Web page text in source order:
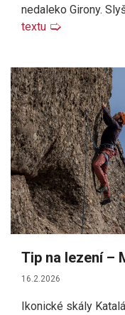
nedaleko Girony.
textu 🢡
Tip na lezení –
16.2.2026
Ikonické skály